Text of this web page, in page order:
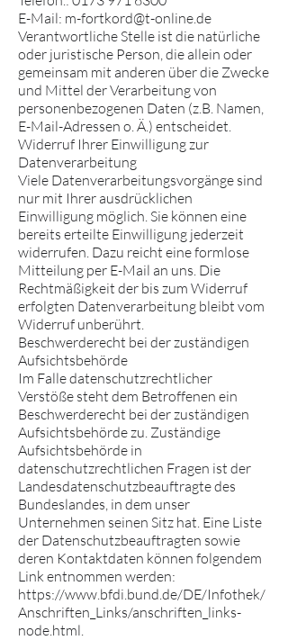
E-Mail: m-fortkord@t-online.de
Verantwortliche Stelle ist die natürliche
oder juristische Person, die allein oder
gemeinsam mit anderen über die Zwecke
und Mittel der Verarbeitung von
personenbezogenen Daten (z.B. Namen,
E-Mail-Adressen o. Ä.) entscheidet.
Widerruf Ihrer Einwilligung zur
Datenverarbeitung
Viele Datenverarbeitungsvorgänge sind
nur mit Ihrer ausdrücklichen
Einwilligung möglich. Sie können eine
bereits erteilte Einwilligung jederzeit
widerrufen. Dazu reicht eine formlose
Mitteilung per E-Mail an uns. Die
Rechtmäßigkeit der bis zum Widerruf
erfolgten Datenverarbeitung bleibt vom
Widerruf unberührt.
Beschwerderecht bei der zuständigen
Aufsichtsbehörde
Im Falle datenschutzrechtlicher
Verstöße steht dem Betroffenen ein
Beschwerderecht bei der zuständigen
Aufsichtsbehörde zu. Zuständige
Aufsichtsbehörde in
datenschutzrechtlichen Fragen ist der
Landesdatenschutzbeauftragte des
Bundeslandes, in dem unser
Unternehmen seinen Sitz hat. Eine Liste
der Datenschutzbeauftragten sowie
deren Kontaktdaten können folgendem
Link entnommen werden:
https://www.bfdi.bund.de/DE/Infothek/
Anschriften_Links/anschriften_links-
node.html.